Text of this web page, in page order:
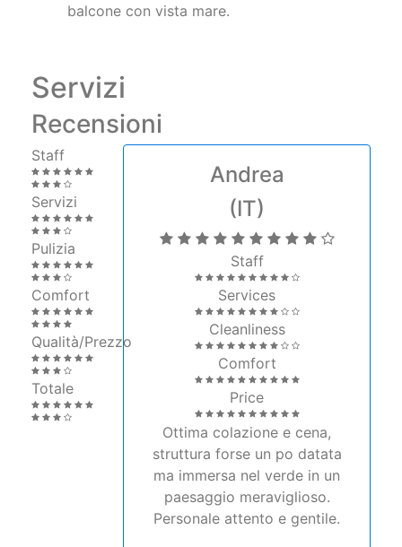
balcone con vista mare.
Servizi
Recensioni
Staff
Servizi
Pulizia
Comfort
Qualità/Prezzo
Totale
Andrea
(IT)
Staff
Services
Cleanliness
Comfort
Price
Ottima colazione e cena,
struttura forse un po datata
ma immersa nel verde in un
paesaggio meraviglioso.
Personale attento e gentile.